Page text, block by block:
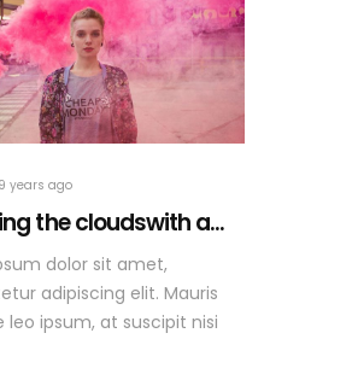
9 years ago
the cloudswith a...
dolor sit amet,
adipiscing elit. Mauris
leo ipsum, at suscipit nisi